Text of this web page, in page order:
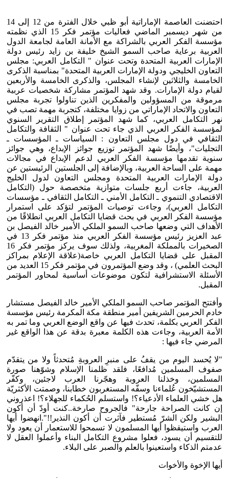
احتضنت العاصمة الإماراتية أبو ظبي خلال الفترة من 12 إلى 14
من شهر ديسمبر الماضي فعاليات مؤتمر فكر 15 الذي نظمته
مؤسسة الفكر العربي بالشراكة مع الأمانة العامة لجامعة الدول
العربية برعاية صاحب السمو الشيخ خليفة بن زايد رئيس دولة
الإمارات العربية المتحدة وتحت عنوان " التكامل العربي: مجلس
التعاون الخليجي ودولة الإمارات العربية المتحدة" بمناسبة الذكرى
الخامسة والثلاثين لإنشاء المجلس، والذكرى الخامسة والأربعين
لقيام دولة الإمارات. وقد شهد المؤتمر مشاركة شخصيات عربية
مرموقة من المسؤولين والمفكرين الذين تناولوا تجربة مجلس
التعاون والاتحاد الإماراتي من زوايا مختلفة، كتجربة مهمة تصب في
نهر التكامل العربي، كما شهد المؤتمر إطلاق التقرير السنوي
لمؤسسة الفكر العربي الذي جاء تحت عنوان " الثقافة والتكامل
الثقافي في دول مجلس التعاون : السياسات ـ المؤسسات ـ
التجليات"، وأيضًا شهد المؤتمر توزيع جوائز الإبداع، وهي جوائز
سنوية تقدمها مؤسسة الفكر العربي لدعم الإبداع في مجالات
مهمة على الساحة العربية، وبالإضافة إلى الجلستين الرئيستين عن
دولة الإمارات العربية المتحدة ومجلس التعاون لدول الخليج
العربية، جاءت أربع جلسات متوازية متخصصة حول (التكامل
الاقتصادي التنموي ـ التكامل الأمني ـ التكامل الثقافي ـ مؤسسات
التكامل العربي)، وجاءت توصيات المؤتمر لتؤكد على استمرار
مؤسسة الفكر العربي في بحث قضايا التكامل العربي انطلاقًا من
الأهداف التي وضعها صاحب السمو الملكي الأمير خالد الفيصل بن
عبد العزيز رئيس مؤسسة الفكر العربي منذ مؤتمر فكر 13 في
الصخيرات بالمملكة المغربية، ولذلك سوف يركز مؤتمر فكر 16
المقبل على قضايا التكامل العربي خاصة(علاقة الإعلام بمراكز
البحث العلمي) ، وقد وضع المؤتمرون في مؤتمر فكر 15 العديد من
الأسئلة الاستشرافية لتكون موضوعات أساسية لمحاور المؤتمر
المقبل.
وأفتتح المؤتمر صاحب السمو الملكي الأمير خالد الفيصل مستشار
خادم الحرمين الشريفين أمير منطقة مكة المكرمة رئيس مؤسسة
الفكر العربي بكلمة، تحدث فيها عن واقع الوضع العربي وما تمر به
الأمة العربية، وجاءت هذه الكلمة معبرة بدقة عن هذا الواقع غير
المرضي جاء فيها :
"لا يُحسد اليوم من يقفُ على منبرِ العروبةِ مُتحدثاً ولا من يتقدّم
صفوف المسلمين مُدافعًا، فلقد ظلمنا الإسلام وشوّهنا صورة
المسلمين، وخذلنا العروبة وهجّرنا العرب لاجئين، وكفّر
المستشيّخون عُلماءنا وسفّه المستغربون خطابنا، وصمتت الأكثريّة
هل خشي العلماء الأدعياء؟! واستسلم الحُكماء للجهلاء؟! اعذروني
إن كانت الصراحة جارحة" فالجروح صارخة..كنت أودّ أن أكون
البشير ولكن الشرّ مُستطير فآثرت أن أكون النذير!!".انهضوا أيها
العرب واستيقظوا أيها المسلمون لا تسمحوا للاستعمار أن يعود ولا
للتقسيم أن يسود، فعلوا مشروع التكامل البناء وأعملوا العقل لا
عدمتم الذكاء واستعينوا بالعلم والصبر على البلاء.
أيها الإخوة والأخوات